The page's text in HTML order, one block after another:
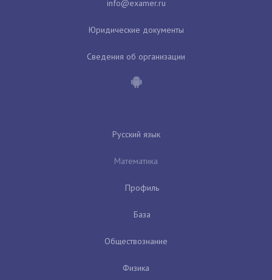
Юридические документы
Сведения об организации
Русский язык
Математика
Профиль
База
Обществознание
Физика